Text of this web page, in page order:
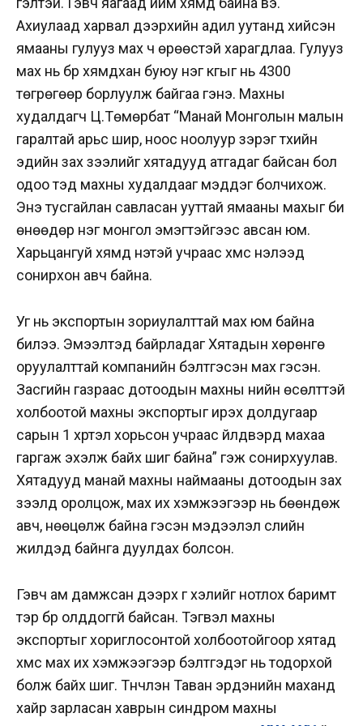
Ахиулаад харвал дээрхийн адил уутанд хийсэн
ямааны гулууз мах ч өрөөстэй харагдлаа. Гулууз
мах нь бүр хямдхан буюу нэг кгыг нь 4300
төгрөгөөр борлуулж байгаа гэнэ. Махны
худалдагч Ц.Төмөрбат “Манай Монголын малын
гаралтай арьс шир, ноос ноолуур зэрэг түүхийн
эдийн зах зээлийг хятадууд атгадаг байсан бол
одоо тэд махны худалдааг мэддэг болчихож.
Энэ тусгайлан савласан ууттай ямааны махыг би
өнөөдөр нэг монгол эмэгтэйгээс авсан юм.
Харьцангуй хямд үнэтэй учраас хүмүүс нэлээд
сонирхон авч байна.
Уг нь экспортын зориулалттай мах юм байна
билээ. Эмээлтэд байрладаг Хятадын хөрөнгө
оруулалттай компанийн бэлтгэсэн мах гэсэн.
Засгийн газраас дотоодын махны үнийн өсөлттэй
холбоотой махны экспортыг ирэх долдугаар
сарын 1 хүртэл хорьсон учраас үйлдвэрүүд махаа
гаргаж эхэлж байх шиг байна” гэж сонирхуулав.
Хятадууд манай махны наймааны дотоодын зах
зээлд оролцож, мах их хэмжээгээр нь бөөндөж
авч, нөөцөлж байна гэсэн мэдээлэл сүүлийн
жилүүдэд байнга дуулдах болсон.
Гэвч ам дамжсан дээрх үг хэлийг нотлох баримт
тэр бүр олддоггүй байсан. Тэгвэл махны
экспортыг хориглосонтой холбоотойгоор хятад
хүмүүс мах их хэмжээгээр бэлтгэдэг нь тодорхой
болж байх шиг. Түүнчлэн Таван эрдэнийн маханд
хайр зарласан хаврын синдром махны